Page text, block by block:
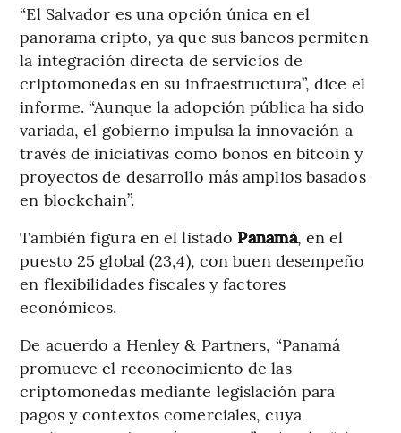
“El Salvador es una opción única en el
panorama cripto, ya que sus bancos permiten
la integración directa de servicios de
criptomonedas en su infraestructura”, dice el
informe. “Aunque la adopción pública ha sido
variada, el gobierno impulsa la innovación a
través de iniciativas como bonos en bitcoin y
proyectos de desarrollo más amplios basados
en blockchain”.
También figura en el listado Panamá, en el
puesto 25 global (23,4), con buen desempeño
en flexibilidades fiscales y factores
económicos.
De acuerdo a Henley & Partners, “Panamá
promueve el reconocimiento de las
criptomonedas mediante legislación para
pagos y contextos comerciales, cuya